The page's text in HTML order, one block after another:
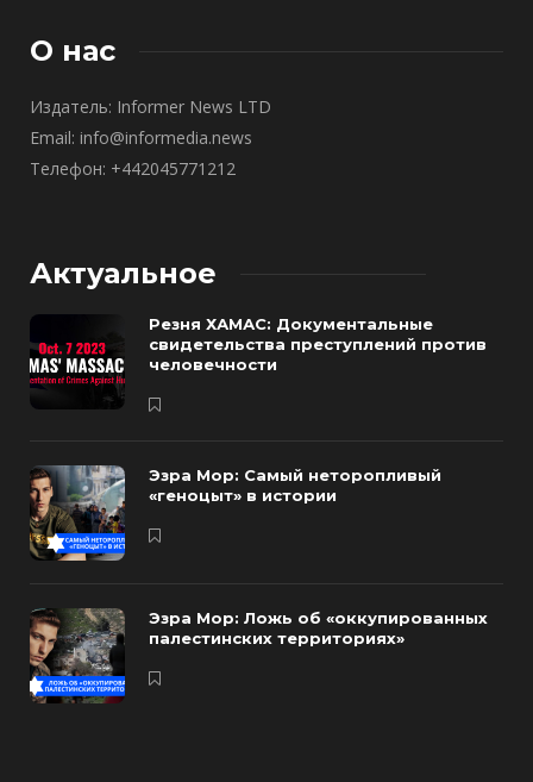
О нас
Издатель: Informer News LTD
Email: info@informedia.news
Телефон: +442045771212
Актуальное
Резня ХАМАС: Документальные
свидетельства преступлений против
человечности
Эзра Мор: Самый неторопливый
«геноцыт» в истории
Эзра Мор: Ложь об «оккупированных
палестинских территориях»